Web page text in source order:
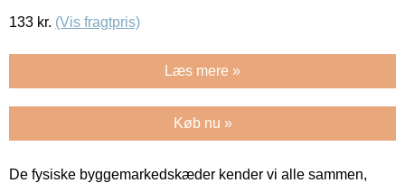
133 kr. (Vis fragtpris)
Læs mere »
Køb nu »
De fysiske byggemarkedskæder kender vi alle sammen,